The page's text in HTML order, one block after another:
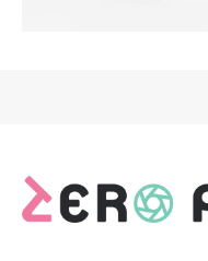
極妻母ちゃんドタバタ日